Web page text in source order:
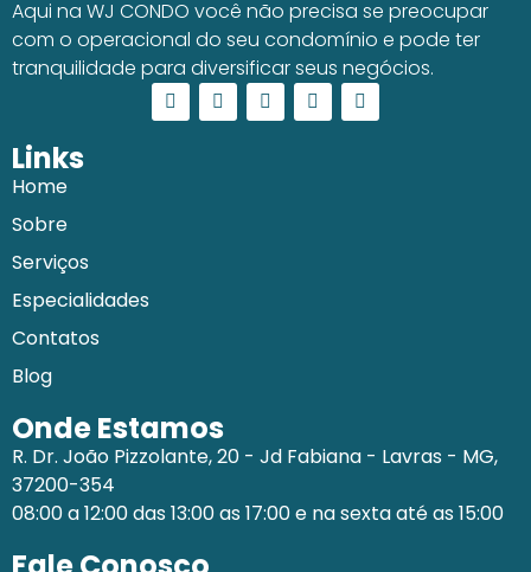
Aqui na WJ CONDO você não precisa se preocupar
com o operacional do seu condomínio e pode ter
tranquilidade para diversificar seus negócios.
Links
Home
Sobre
Serviços
Especialidades
Contatos
Blog
Onde Estamos
R. Dr. João Pizzolante, 20 - Jd Fabiana - Lavras - MG,
37200-354
08:00 a 12:00 das 13:00 as 17:00 e na sexta até as 15:00